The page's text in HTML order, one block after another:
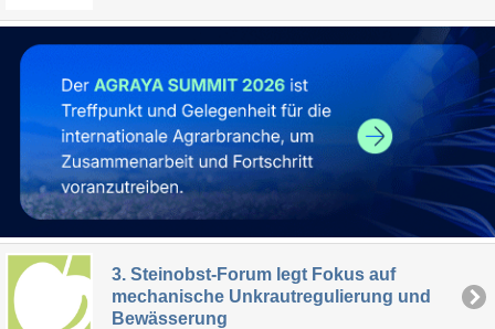
3. Steinobst-Forum legt Fokus auf
mechanische Unkrautregulierung und
Bewässerung